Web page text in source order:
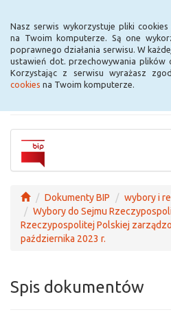
Nasz serwis wykorzystuje pliki
na Twoim komputerze. Są one
poprawnego działania serwisu. W
ustawień dot. przechowywania plików
Korzystając z serwisu wyrażasz
cookies na Twoim komputerze.
Urząd Miejski
Krośniewicach
Dokumenty BIP
wybory i
Wybory do Sejmu
Rzeczypospolitej Polskiej
października 2023 r.
Spis dokumentów